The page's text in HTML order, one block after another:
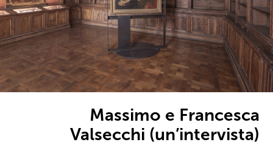
Massimo e Francesca
Valsecchi (un’intervista)